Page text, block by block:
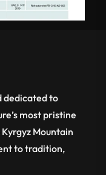
dedicated to
most pristine
Mountain
to tradition,